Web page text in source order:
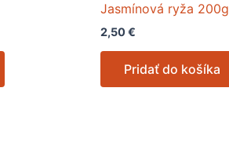
Jasmínová ryža 200g
2,50€
Pridať do košíka